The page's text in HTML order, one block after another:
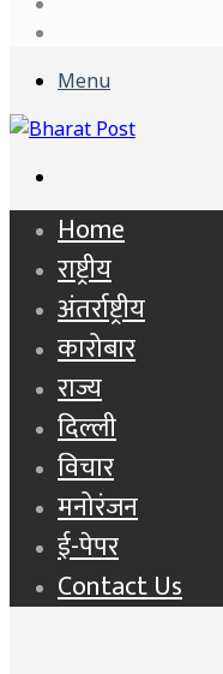
Menu
for
Home
राष्ट्रीय
अंतर्राष्ट्रीय
कारोबार
राज्य
दिल्ली
विचार
मनोरंजन
ई-पेपर
Contact Us